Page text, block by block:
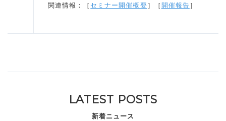
関連情報：［ セミナー開催概要 ］［ 開催報告 ］
LATEST POSTS
新着ニュース